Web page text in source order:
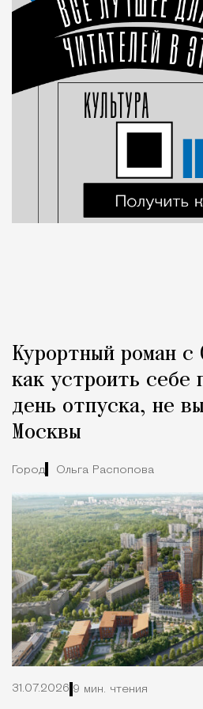
Курортный роман с
как устроить себе
день отпуска, не
Москвы
Город Ольга Распопова
31.07.2026 9 мин. чтения